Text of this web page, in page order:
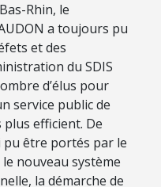
Rhin, le
a toujours pu
et des
du SDIS
d’élus pour
service public de
efficient. De
être portés par le
le nouveau système
la démarche de